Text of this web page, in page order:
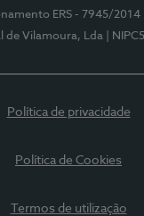
ERS - 7945/2014
de Vilamoura, Lda
|
Política de privacidade
Política de Cookies
Termos de utilização